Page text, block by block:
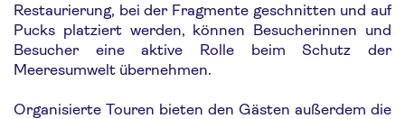
Restaurierung, bei der Fragmente geschnitten und auf
Pucks platziert werden, können Besucherinnen und
Besucher eine aktive Rolle beim Schutz der
Meeresumwelt übernehmen.
Organisierte Touren bieten den Gästen außerdem die